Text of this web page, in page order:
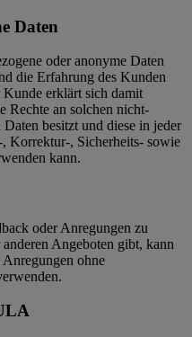
Daten
oder anonyme Daten
die Erfahrung des Kunden
Kunde erklärt sich damit
Rechte an solchen nicht-
besitzt und diese in jeder
Korrektur-, Sicherheits- sowie
kann.
oder Anregungen zu
Angeboten gibt, kann
ohne